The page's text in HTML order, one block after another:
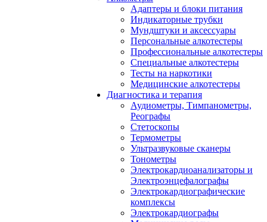
Адаптеры и блоки питания
Индикаторные трубки
Мундштуки и аксессуары
Персональные алкотестеры
Профессиональные алкотестеры
Специальные алкотестеры
Тесты на наркотики
Медицинские алкотестеры
Диагностика и терапия
Аудиометры, Тимпанометры,
Реографы
Стетоскопы
Термометры
Ультразвуковые сканеры
Тонометры
Электрокардиоанализаторы и
Электроэнцефалографы
Электрокардиографические
комплексы
Электрокардиографы